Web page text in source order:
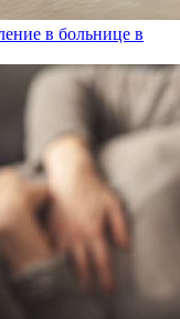
в больнице в